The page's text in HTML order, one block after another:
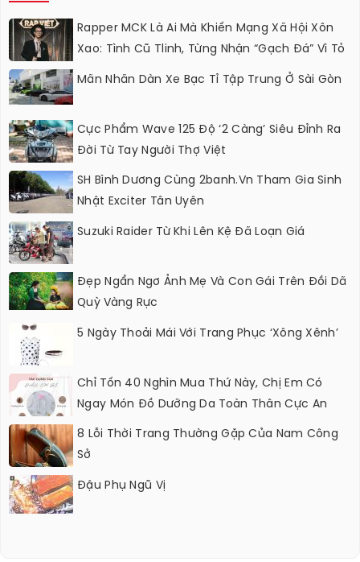
Rapper MCK Là Ai Mà Khiến Mạng Xã Hội Xôn
Xao: Tình Cũ Tlinh, Từng Nhận “gạch Đá” Vì Tỏ
Thái Độ Với Trường Giang
Mãn Nhãn Dàn Xe Bạc Tỉ Tập Trung Ở Sài Gòn
Cực Phẩm Wave 125 Độ ‘2 Càng’ Siêu Đỉnh Ra
Đời Từ Tay Người Thợ Việt
SH Bình Dương Cùng 2banh.vn Tham Gia Sinh
Nhật Exciter Tân Uyên
Suzuki Raider Từ Khi Lên Kệ Đã Loạn Giá
Đẹp Ngẩn Ngơ Ảnh Mẹ Và Con Gái Trên Đồi Dã
Quỳ Vàng Rực
5 Ngày Thoải Mái Với Trang Phục ‘xông Xênh’
Chỉ Tốn 40 Nghìn Mua Thứ Này, Chị Em Có
Ngay Món Đồ Dưỡng Da Toàn Thân Cực An
Toàn, Hiệu Quả
8 Lỗi Thời Trang Thường Gặp Của Nam Công
Sở
Đậu Phụ Ngũ Vị